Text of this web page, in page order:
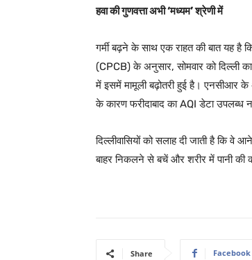
हवा की गुणवत्ता अभी ‘मध्यम’ श्रेणी में
गर्मी बढ़ने के साथ एक राहत की बात यह है
(CPCB) के अनुसार, सोमवार को दिल्ली
में इसमें मामूली बढ़ोतरी हुई है। एनसीआर के
के कारण फरीदाबाद का AQI डेटा उपलब्ध
दिल्लीवासियों को सलाह दी जाती है कि
बाहर निकलने से बचें और शरीर में पानी की
Share Facebook